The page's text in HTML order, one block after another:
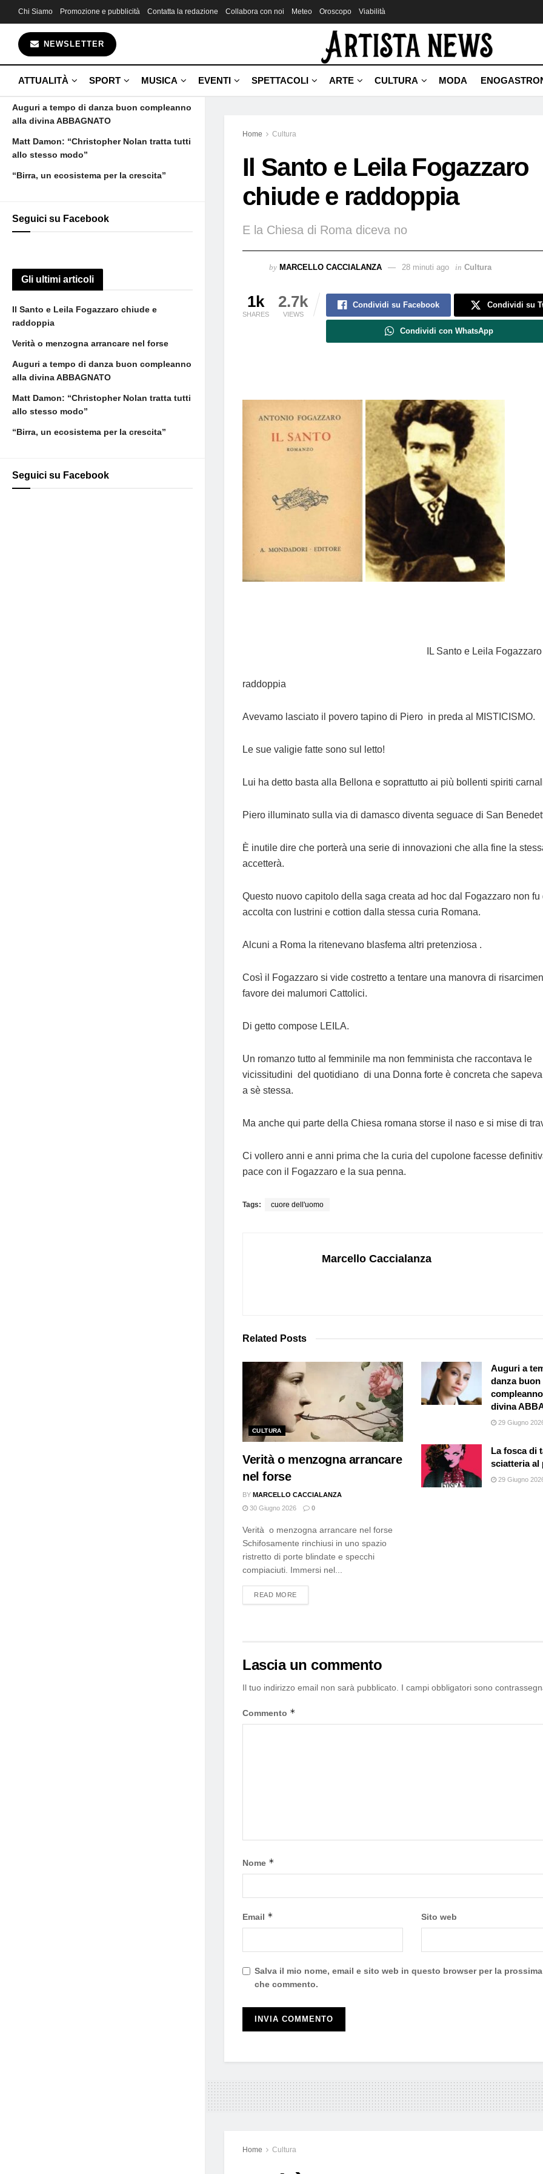
Gli ultimi articoli
Il Santo e Leila Fogazzaro chiude e
raddoppia
Verità o menzogna arrancare nel forse
Auguri a tempo di danza buon compleanno
alla divina ABBAGNATO
Matt Damon: “Christopher Nolan tratta tutti
allo stesso modo”
“Birra, un ecosistema per la crescita”
Seguici su Facebook
Gli ultimi articoli
Il Santo e Leila Fogazzaro chiude e
raddoppia
Verità o menzogna arrancare nel forse
Auguri a tempo di danza buon compleanno
alla divina ABBAGNATO
Matt Damon: “Christopher Nolan tratta tutti
allo stesso modo”
“Birra, un ecosistema per la crescita”
Seguici su Facebook
Chi Siamo Promozione e pubblicità Contatta la redazione Collabora con noi Meteo Oroscopo Viabilità
NEWSLETTER
ATTUALITÀ SPORT MUSICA EVENTI SPETTACOLI ARTE CULTURA MODA
Home Cultura
Il Santo e Leila Fogazzaro
chiude e raddoppia
E la Chiesa di Roma diceva no
by MARCELLO CACCIALANZA 28 minuti ago in Cultura
1k
SHARES
2.7k
VIEWS
Condividi su Facebook Condividi su
Condividi con WhatsApp
IL Santo e Leila
raddoppia
Avevamo lasciato il povero tapino di Piero in preda al MISTICISMO.
Le sue valigie fatte sono sul letto!
Lui ha detto basta alla Bellona e soprattutto ai più bollenti spiriti
Piero illuminato sulla via di damasco diventa seguace di San
È inutile dire che porterà una serie di innovazioni che alla fine la
accetterà.
Questo nuovo capitolo della saga creata ad hoc dal Fogazzaro non fu
accolta con lustrini e cottion dalla stessa curia Romana.
Alcuni a Roma la ritenevano blasfema altri pretenziosa .
Così il Fogazzaro si vide costretto a tentare una manovra di
favore dei malumori Cattolici.
Di getto compose LEILA.
Un romanzo tutto al femminile ma non femminista che raccontava le
vicissitudini del quotidiano di una Donna forte è concreta che
a sè stessa.
Ma anche qui parte della Chiesa romana storse il naso e si mise di
Ci vollero anni e anni prima che la curia del cupolone facesse
pace con il Fogazzaro e la sua penna.
Tags: cuore dell'uomo
Marcello Caccialanza
Related Posts
CULTURA
Verità o menzogna arrancare
nel forse
BY MARCELLO CACCIALANZA
30 Giugno 2026
0
Verità o menzogna arrancare nel forse
Schifosamente rinchiusi in uno spazio
ristretto di porte blindate e specchi
compiaciuti. Immersi nel...
READ MOREDETAILS
Auguri a
danza buon
divina
29 Giugno
La fosca di
sciatteria al
29 Giugno
Lascia un commento
Il tuo indirizzo email non sarà pubblicato. I campi obbligatori sono
Commento *
Nome *
Email * Sito web
Salva il mio nome, email e sito web in questo browser per la
che commento.
Home Cultura